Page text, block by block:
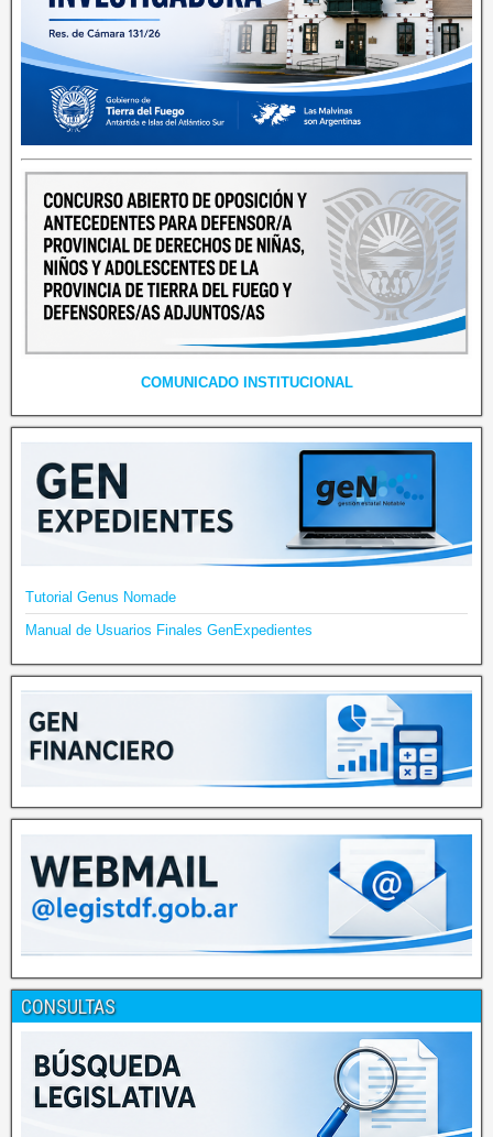
COMUNICADO INSTITUCIONAL
Tutorial Genus Nomade
Manual de Usuarios Finales GenExpedientes
CONSULTAS